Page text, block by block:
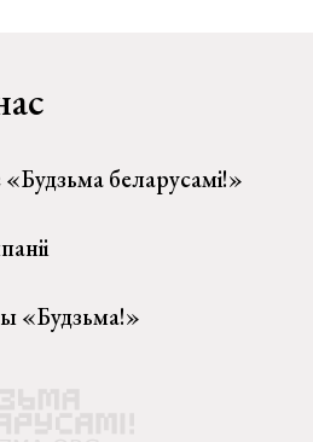
беларусамі!»
«Будзьма!»